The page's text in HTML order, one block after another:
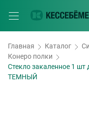
Главная Каталог
Конеро полки
Стекло закаленное 1 шт
ТЕМНЫЙ